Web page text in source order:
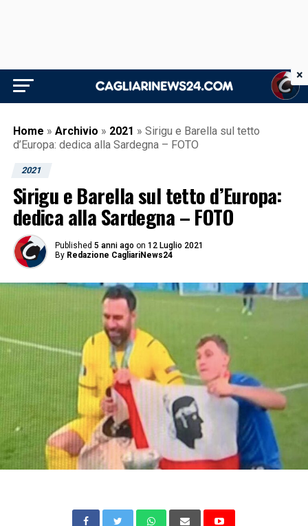
Home » Archivio » 2021 » Sirigu e Barella sul tetto
d’Europa: dedica alla Sardegna – FOTO
2021
Sirigu e Barella sul tetto d’Europa:
dedica alla Sardegna – FOTO
Published 5 anni ago on 12 Luglio 2021
By Redazione CagliariNews24
×